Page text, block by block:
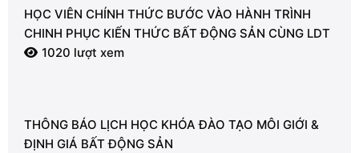
HỌC VIÊN CHÍNH THỨC BƯỚC VÀO HÀNH TRÌNH
CHINH PHỤC KIẾN THỨC BẤT ĐỘNG SẢN CÙNG LDT
1020 lượt xem
THÔNG BÁO LỊCH HỌC KHÓA ĐÀO TẠO MÔI GIỚI &
ĐỊNH GIÁ BẤT ĐỘNG SẢN